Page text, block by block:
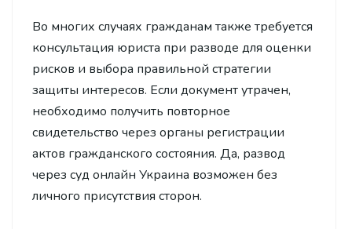
Во многих случаях гражданам также требуется
консультация юриста при разводе для оценки
рисков и выбора правильной стратегии
защиты интересов. Если документ утрачен,
необходимо получить повторное
свидетельство через органы регистрации
актов гражданского состояния. Да, развод
через суд онлайн Украина возможен без
личного присутствия сторон.